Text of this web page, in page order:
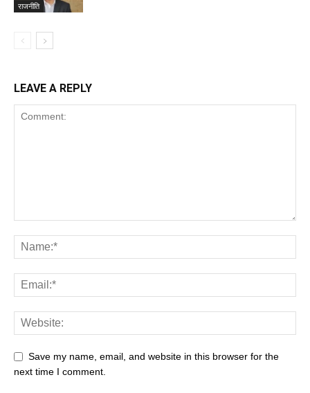
राजनीति
LEAVE A REPLY
Save my name, email, and website in this browser for the
next time I comment.